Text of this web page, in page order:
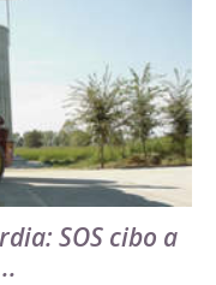
SOS cibo a